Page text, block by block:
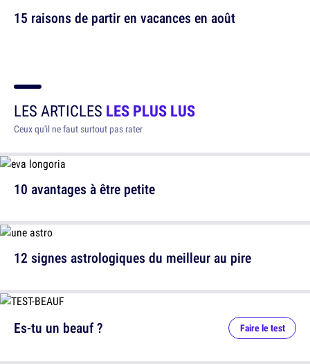
15 raisons de partir en vacances en août
LES ARTICLES LES PLUS LUS
Ceux qu'il ne faut surtout pas rater
10 avantages à être petite
12 signes astrologiques du meilleur au pire
Es-tu un beauf ? Faire le test